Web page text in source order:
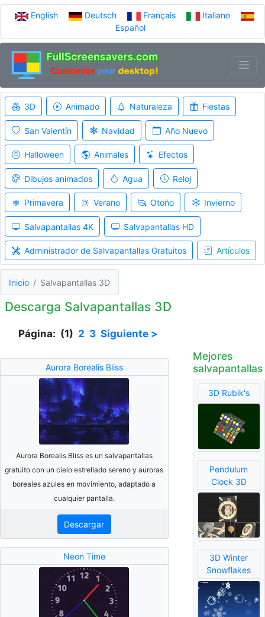
English Deutsch Français
Italiano
Español
3D Animado Naturaleza Fiestas
San Valentín Navidad Año Nuevo
Halloween Animales Efectos
Dibujos animados Agua Reloj
Primavera Verano Otoño Invierno
Salvapantallas 4K Salvapantallas HD
Administrador de Salvapantallas Gratuitos Artículos
Inicio Salvapantallas 3D
Descarga Salvapantallas 3D
Página: (1) 2 3 Siguiente >
Aurora Borealis Bliss
Aurora Borealis Bliss es un salvapantallas
gratuito con un cielo estrellado sereno y auroras
boreales azules en movimiento, adaptado a
cualquier pantalla.
Descargar
Neon Time
Mejores
salvapantallas
3D Rubik's
Pendulum
Clock 3D
3D Winter
Snowflakes